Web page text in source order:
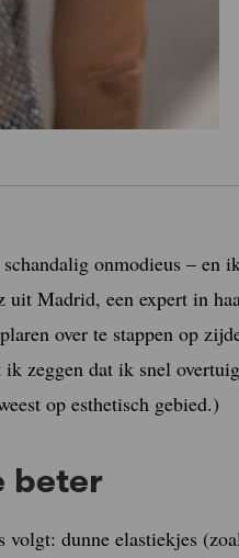
onmodieus – en
uit Madrid, een expert in
over te stappen op
zeggen dat ik snel
op esthetisch gebied.)
beter
dunne elastiekjes